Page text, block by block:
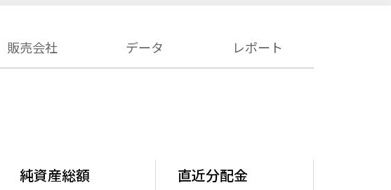
販売会社 データ レポート
純資産総額 直近分配金